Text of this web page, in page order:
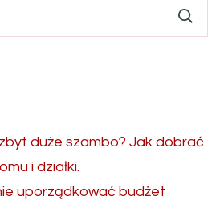
duże szambo? Jak dobrać
i działki.
uporządkować budżet